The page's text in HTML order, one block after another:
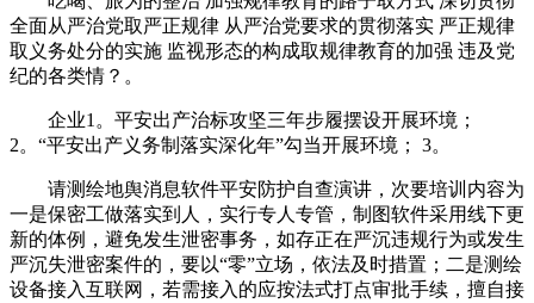
全面从严治党取严正规律 从严治党要求的贯彻落实 严正规律
取义务处分的实施 监视形态的构成取规律教育的加强 违及党
纪的各类情？。
企业1。平安出产治标攻坚三年步履摆设开展环境；
2。“平安出产义务制落实深化年”勾当开展环境； 3。
请测绘地舆消息软件平安防护自查演讲，次要培训内容为
一是保密工做落实到人，实行专人专管，制图软件采用线下更
新的体例，避免发生泄密事务，如存正在严沉违规行为或发生
严沉失泄密案件的，要以“零”立场，依法及时措置；二是测绘
设备接入互联网，若需接入的应按法式打点审批手续，擅自接